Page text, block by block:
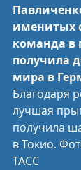
именитых
команда в
получила
мира в
Благодаря
лучшая
получила
в Токио.
ТАСС